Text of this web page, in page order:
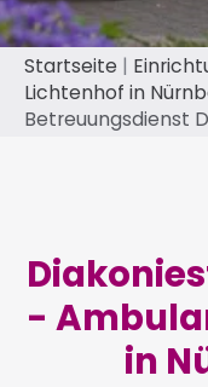
Startseite
Lichtenhof in
Betreuungsdienst
-
in